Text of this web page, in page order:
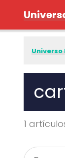
Universo
1